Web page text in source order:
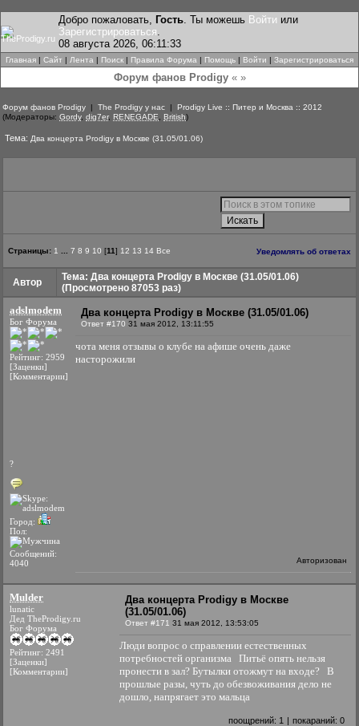
Добро пожаловать, Гость. Ты можешь Войти или
Зарегистрироваться.
08 августа 2026, 06:11:33
Главная | Сайт | Лента | Поиск | Правила Форума | Помощь | Войти | Зарегистрироваться
Форум фанов Prodigy« »
Форум фанов Prodigy | The Prodigy у нас | Prodigy Live :: Питер и Москва :: 2012
(Модераторы: Gordy, dig7er, RENEGADE British)
Тема: Два концерта Prodigy в Москве (31.05/01.06)
Страницы: 1 7 8 9 10 [11] 12 13 14 Все Уведомлять об ответах
Автор
Тема: Два концерта Prodigy в Москве (31.05/01.06)
(Просмотрено 87053 раз)
adslmodem
Бог Форума
Рейтинг: 2959
[Заценки]
[Комментарии]
?
Город:
Пол:
Сообщений:
4040
Два концерта Prodigy в Москве (31.05/01.06)
Ответ #170 31 мая 2012, 13:11:55
чота меня отзывы о клубе на афише очень даже
насторожили
Авторизован
Mulder
lunatic
Дед TheProdigy.ru
Бог Форума
Рейтинг: 2491
[Заценки]
[Комментарии]
Два концерта Prodigy в Москве
(31.05/01.06)
Ответ #171 31 мая 2012, 13:53:05
Люди вопрос о справлении естественных
потребностей организма
Питьё опять нельзя
пронести в зал? Бутылки отожмут на входе?
В
прошлые разы, чуть до обезвоживания дело не
дошло, напрягает это мальца
поощрений: 1 | покараний: 0